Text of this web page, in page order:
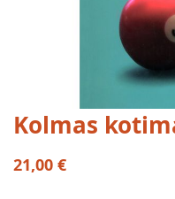
Skip
to
the
beginning
Kolmas
21,00 €